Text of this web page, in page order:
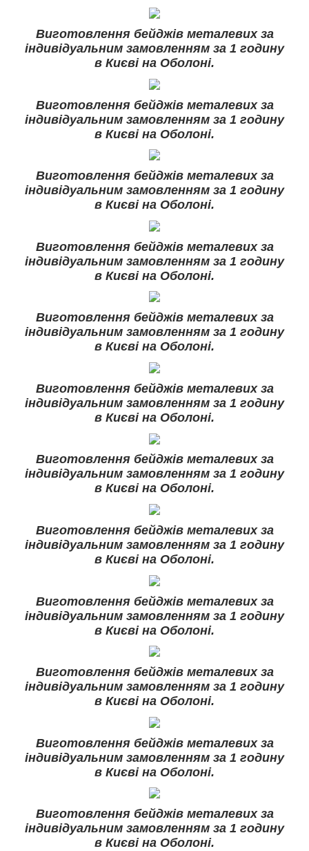
Виготовлення бейджів металевих за
індивідуальним замовленням за 1 годину
в Києві на Оболоні.
Виготовлення бейджів металевих за
індивідуальним замовленням за 1 годину
в Києві на Оболоні.
Виготовлення бейджів металевих за
індивідуальним замовленням за 1 годину
в Києві на Оболоні.
Виготовлення бейджів металевих за
індивідуальним замовленням за 1 годину
в Києві на Оболоні.
Виготовлення бейджів металевих за
індивідуальним замовленням за 1 годину
в Києві на Оболоні.
Виготовлення бейджів металевих за
індивідуальним замовленням за 1 годину
в Києві на Оболоні.
Виготовлення бейджів металевих за
індивідуальним замовленням за 1 годину
в Києві на Оболоні.
Виготовлення бейджів металевих за
індивідуальним замовленням за 1 годину
в Києві на Оболоні.
Виготовлення бейджів металевих за
індивідуальним замовленням за 1 годину
в Києві на Оболоні.
Виготовлення бейджів металевих за
індивідуальним замовленням за 1 годину
в Києві на Оболоні.
Виготовлення бейджів металевих за
індивідуальним замовленням за 1 годину
в Києві на Оболоні.
Виготовлення бейджів металевих за
індивідуальним замовленням за 1 годину
в Києві на Оболоні.